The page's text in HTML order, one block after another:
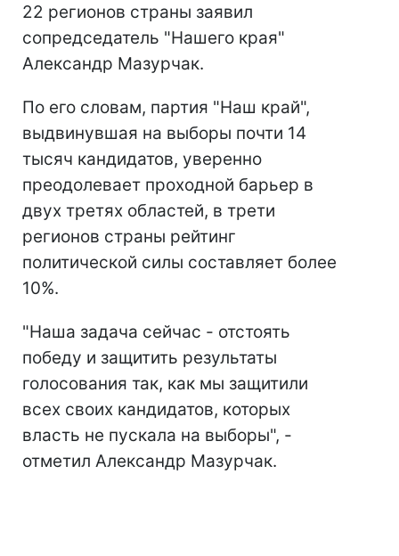
22 регионов страны заявил
сопредседатель "Нашего края"
Александр Мазурчак.
По его словам, партия "Наш край",
выдвинувшая на выборы почти 14
тысяч кандидатов, уверенно
преодолевает проходной барьер в
двух третях областей, в трети
регионов страны рейтинг
политической силы составляет более
10%.
"Наша задача сейчас - отстоять
победу и защитить результаты
голосования так, как мы защитили
всех своих кандидатов, которых
власть не пускала на выборы", -
отметил Александр Мазурчак.